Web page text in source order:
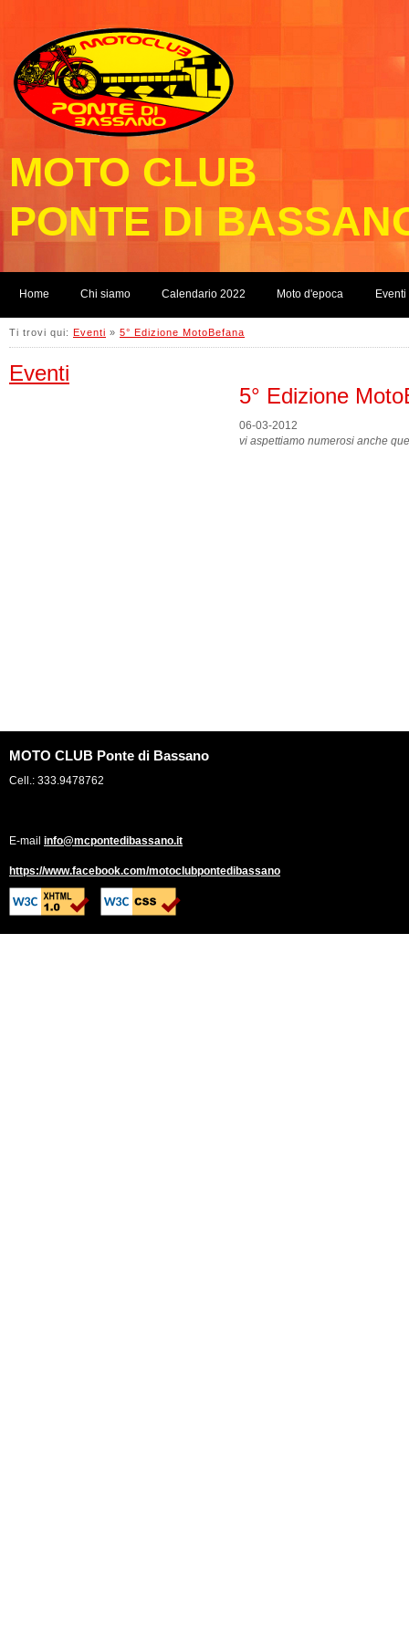
MOTO CLUB
PONTE DI
Home Chi siamo Calendario 2022 Moto d'epoca Eventi
Ti trovi qui: Eventi » 5° Edizione MotoBefana
Eventi
5° Edizione
06-03-2012
vi aspettiamo numerosi anche
MOTO CLUB Ponte di Bassano
Cell.: 333.9478762
E-mail info@mcpontedibassano.it
https://www.facebook.com/motoclubpontedibassano